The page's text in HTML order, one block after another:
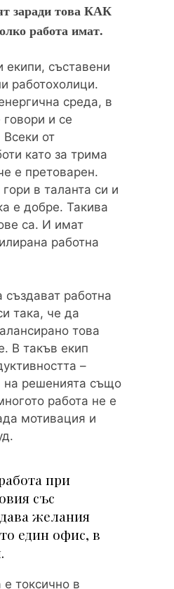
заради това КАК
работа имат.
съставени
работохолици.
среда, в
и се
Всеки от
като за трима
е претоварен.
в таланта си и
е добре. Такива
са. И имат
работна
работна
така, че да
това
В такъв екип
–
на решенията също
работа не е
мотивация и
при
със
желания
един офис, в
токсично в